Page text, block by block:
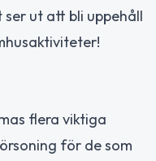
ut att bli uppehåll
flera viktiga
för de som